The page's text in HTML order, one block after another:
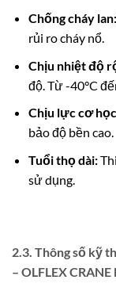
Chống cháy lan:
rủi ro cháy nổ.
Chịu nhiệt độ
độ. Từ -40°C
Chịu lực cơ
bảo độ bền cao.
Tuổi thọ dài:
sử dụng.
2.3. Thông số kỹ
– OLFLEX